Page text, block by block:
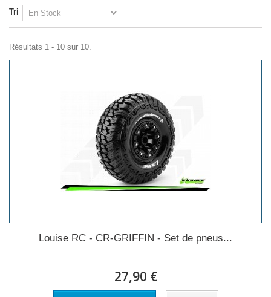
Tri
Résultats 1 - 10 sur 10.
Louise RC - CR-GRIFFIN - Set de pneus...
27,90 €